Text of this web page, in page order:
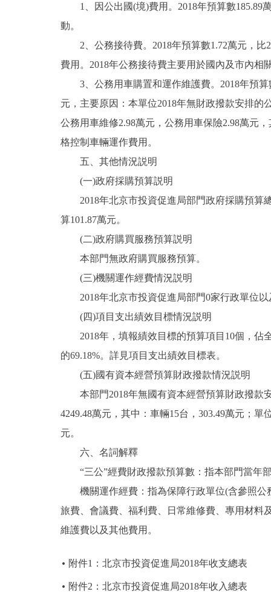
1、因公出國(境)費用。2018年預算數185.89萬
動。
2、公務接待費。2018年預算數1.72萬元，比
費用。2018年公務接待費主要用於國內及市內
3、公務用車購置和運作維護費。2018年預算
元，主要原因：本單位2018年無財政撥款安排的
公務用車維修2.98萬元，公務用車保險2.98萬元
格控制車輛運作費用。
五、其他情況説明
(一)政府採購預算説明
2018年北京市投資促進局部門政府採購預算總
算101.87萬元。
(二)政府購買服務預算説明
本部門無政府購買服務預算。
(三)機關運作經費情況説明
2018年北京市投資促進局部門0家行政單位以
(四)項目支出績效目標情況説明
2018年，填報績效目標的預算項目10個，佔全
的69.18%。詳見項目支出績效目標表。
(五)國有資本經營預算財政撥款情況説明
本部門2018年無國有資本經營預算財政撥
4249.48萬元，其中：車輛15台，303.49萬元；
元。
六、名詞解釋
“三公”經費財政撥款預算數：指本部門當年部
機關運作經費：指為保障行政單位(含參照公
旅費、會議費、福利費、日常維修費、專用材料
維護費以及其他費用。
附件1：北京市投資促進局2018年收支總表
附件2：北京市投資促進局2018年收入總表